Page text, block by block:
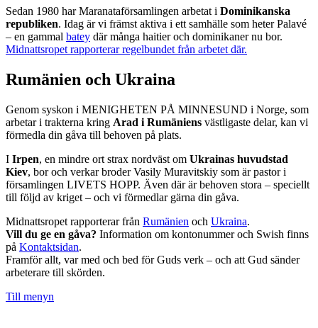
Sedan 1980 har Maranataförsamlingen arbetat i Dominikanska
republiken. Idag är vi främst aktiva i ett samhälle som heter Palavé
– en gammal batey där många haitier och dominikaner nu bor.
Midnattsropet rapporterar regelbundet från arbetet där.
Rumänien och Ukraina
Genom syskon i MENIGHETEN PÅ MINNESUND i Norge, som
arbetar i trakterna kring Arad i Rumäniens västligaste delar, kan vi
förmedla din gåva till behoven på plats.
I Irpen, en mindre ort strax nordväst om Ukrainas huvudstad
Kiev, bor och verkar broder Vasily Muravitskiy som är pastor i
församlingen LIVETS HOPP. Även där är behoven stora – speciellt
till följd av kriget – och vi förmedlar gärna din gåva.
Midnattsropet rapporterar från Rumänien och Ukraina.
Vill du ge en gåva? Information om kontonummer och Swish finns
på Kontaktsidan.
Framför allt, var med och bed för Guds verk – och att Gud sänder
arbeterare till skörden.
Till menyn